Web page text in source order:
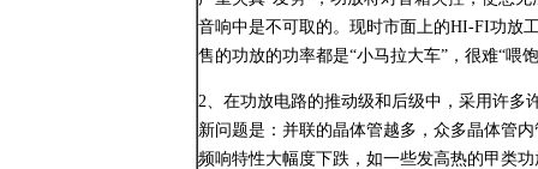
音响中是不可取的。现时市面上的HI-FI功放
售的功放的功率都是“小马拉大车”，很难“喂
2、在功放电路的推动级和后级中，采用许多
新问题是：并联的晶体管越多，众多晶体管
频响特性大幅度下跌，如一些发高热的甲类